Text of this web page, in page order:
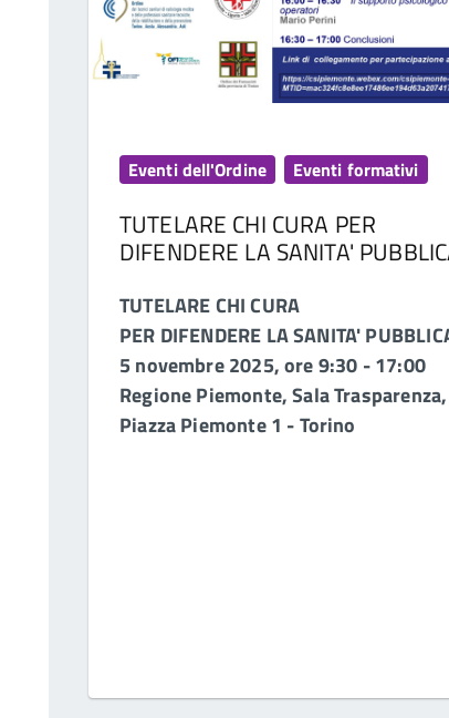
Eventi dell'Ordine Eventi formativi
TUTELARE CHI CURA PER
DIFENDERE LA SANITA'
TUTELARE CHI CURA
PER DIFENDERE LA SANITA'
5 novembre 2025,ore 9:30 - 17:00
Regione Piemonte, Sala Trasparenza,
Piazza Piemonte 1 - Torino